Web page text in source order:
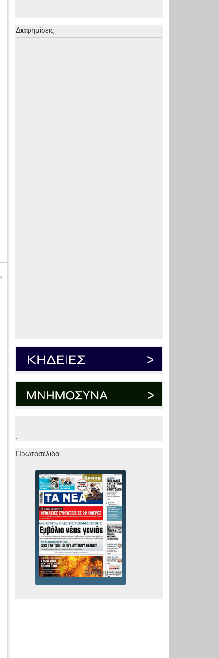
Διαφημίσεις
.
.
Πρωτοσέλιδα